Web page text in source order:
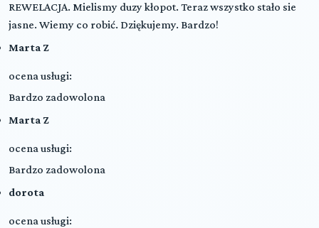
REWELACJA. Mielismy duzy kłopot. Teraz wszystko stało sie
jasne. Wiemy co robić. Dziękujemy. Bardzo!
Marta Z
ocena usługi:
Bardzo zadowolona
Marta Z
ocena usługi:
Bardzo zadowolona
dorota
ocena usługi: